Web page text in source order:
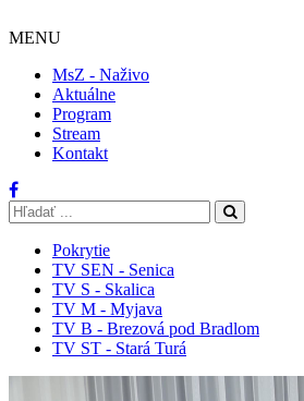
MENU
MsZ - Naživo
Aktuálne
Program
Stream
Kontakt
Pokrytie
TV SEN - Senica
TV S - Skalica
TV M - Myjava
TV B - Brezová pod Bradlom
TV ST - Stará Turá